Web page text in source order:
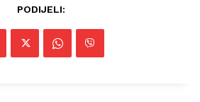
PODIJELI: